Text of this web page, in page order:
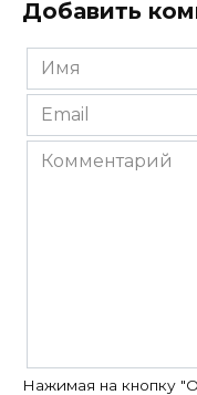
Добавить
Имя
*
Email
*
Комментарий
Нажимая на кнопку